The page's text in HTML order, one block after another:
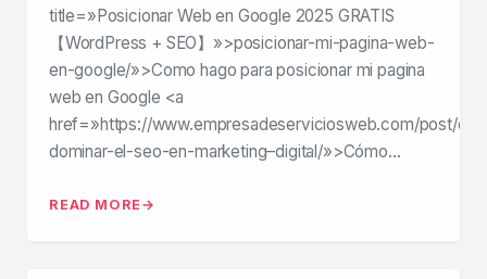
title=»Posicionar Web en Google 2025 GRATIS
【WordPress + SEO】»>posicionar-mi-pagina-web-
en-google/»>Como hago para posicionar mi pagina
web en Google <a
href=»https://www.empresadeserviciosweb.com/post/
dominar-el-seo-en-marketing–digital/»>Cómo…
READ MORE